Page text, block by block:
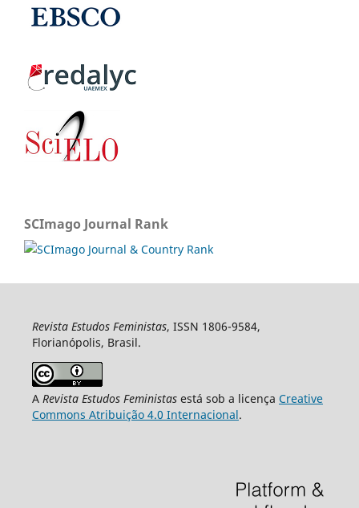
SCImago Journal Rank
Revista Estudos Feministas, ISSN 1806-9584,
Florianópolis, Brasil.
A Revista Estudos Feministasestá sob a licença Creative
Commons Atribuição 4.0 Internacional.